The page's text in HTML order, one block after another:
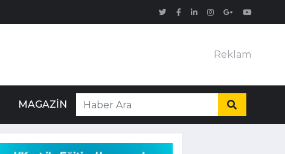
Reklam
MAGAZIN